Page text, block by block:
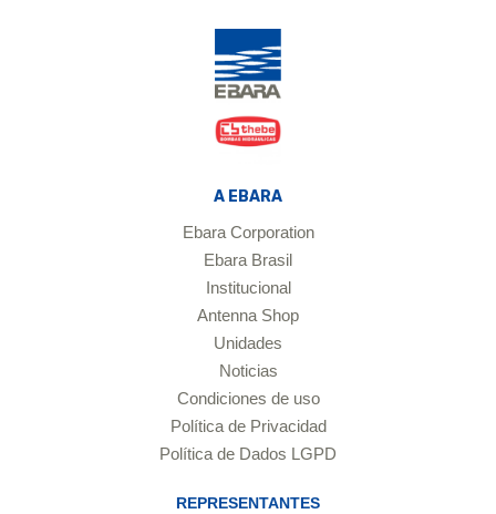
A EBARA
Ebara Corporation
Ebara Brasil
Institucional
Antenna Shop
Unidades
Noticias
Condiciones de uso
Política de Privacidad
Política de Dados LGPD
REPRESENTANTES